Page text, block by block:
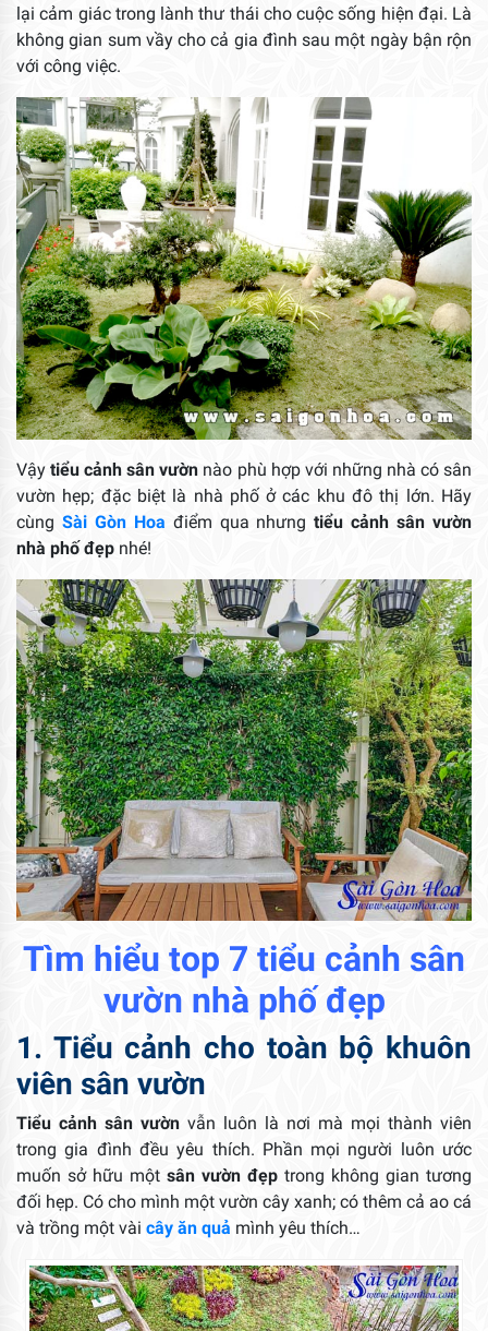
lại cảm giác trong lành thư thái cho cuộc sống hiện đại. Là
không gian sum vầy cho cả gia đình sau một ngày bận rộn
với công việc.
Vậytiểu cảnh sân vườn nào phù hợp với những nhà có sân
vườn hẹp; đặc biệt là nhà phố ở các khu đô thị lớn. Hãy
cùng Sài Gòn Hoa điểm qua nhưngtiểu cảnh sân vườn
nhà phố đẹp nhé!
Tìm hiểu top 7 tiểu cảnh sân
vườn nhà phố đẹp
1. Tiểu cảnh cho toàn bộ khuôn
viên sân vườn
Tiểu cảnh sân vườn vẫn luôn là nơi mà mọi thành viên
trong gia đình đều yêu thích. Phần mọi người luôn ước
muốn sở hữu một sân vườn đẹp trong không gian tương
đối hẹp. Có cho mình một vườn cây xanh; có thêm cả ao cá
và trồng một vài cây ăn quả mình yêu thích…